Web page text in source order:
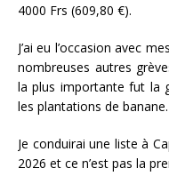
4000 Frs (609,80 €).
J’ai eu l’occasion avec
nombreuses autres
la plus importante fut la
les plantations de banane.
Je conduirai une liste à
2026 et ce n’est pas la